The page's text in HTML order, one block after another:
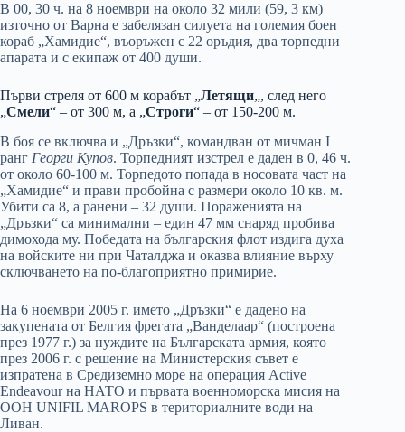
В 00, 30 ч. на 8 ноември на около 32 мили (59, 3 км)
източно от Варна е забелязан силуета на големия боен
кораб „Хамидие“, въоръжен с 22 оръдия, два торпедни
апарата и с екипаж от 400 души.
Първи стреля от 600 м корабът „Летящи„, след него
„Смели“ – от 300 м, а „Строги“ – от 150-200 м.
В боя се включва и „Дръзки“, командван от мичман І
ранг Георги Купов. Торпедният изстрел е даден в 0, 46 ч.
от около 60-100 м. Торпедото попада в носовата част на
„Хамидие“ и прави пробойна с размери около 10 кв. м.
Убити са 8, а ранени – 32 души. Пораженията на
„Дръзки“ са минимални – един 47 мм снаряд пробива
димохода му. Победата на българския флот издига духа
на войските ни при Чаталджа и оказва влияние върху
сключването на по-благоприятно примирие.
На 6 ноември 2005 г. името „Дръзки“ е дадено на
закупената от Белгия фрегата „Ванделаар“ (построена
през 1977 г.) за нуждите на Българската армия, която
през 2006 г. с решение на Министерския съвет е
изпратена в Средиземно море на операция Active
Endeavour на НАТО и първата военноморска мисия на
ООН UNIFIL MAROPS в териториалните води на
Ливан.